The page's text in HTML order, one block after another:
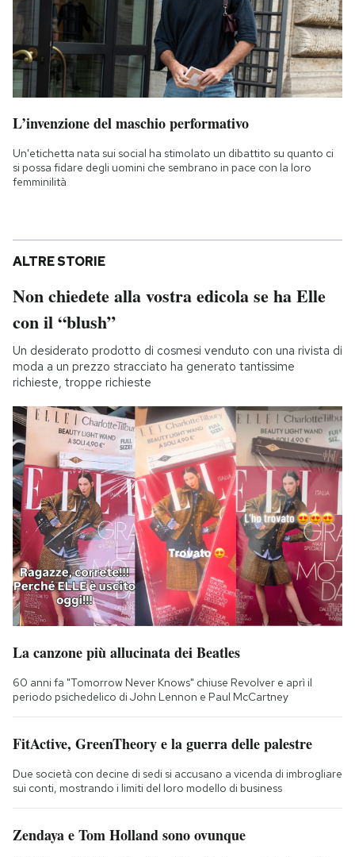
L’invenzione del maschio performativo
Un'etichetta nata sui social ha stimolato un dibattito su quanto ci
si possa fidare degli uomini che sembrano in pace con la loro
femminilità
ALTRE STORIE
Non chiedete alla vostra edicola se ha Elle
con il “blush”
Un desiderato prodotto di cosmesi venduto con una rivista di
moda a un prezzo stracciato ha generato tantissime
richieste, troppe richieste
La canzone più allucinata dei Beatles
60 anni fa "Tomorrow Never Knows" chiuse Revolver e aprì il
periodo psichedelico di John Lennon e Paul McCartney
FitActive, GreenTheory e la guerra delle palestre
Due società con decine di sedi si accusano a vicenda di imbrogliare
sui conti, mostrando i limiti del loro modello di business
Zendaya e Tom Holland sono ovunque